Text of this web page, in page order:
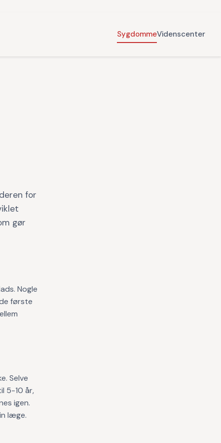
SygdommeVidenscenter
for
gør
Nogle
første
Selve
5-10 år,
igen.
læge.